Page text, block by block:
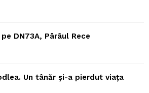
DN73A, Pârâul Rece
Un tânăr și-a pierdut viața